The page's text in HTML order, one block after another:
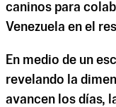
caninos para
Venezuela en el
En medio de un
revelando la
avancen los días,